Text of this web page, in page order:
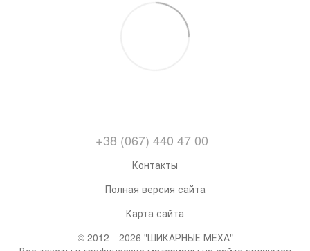
+38 (067) 440 47 00
Контакты
Полная версия сайта
Карта сайта
© 2012—2026 "ШИКАРНЫЕ МЕХА"